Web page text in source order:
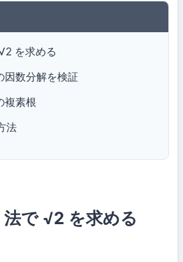
を求める
数分解を検証
複素根
法
で √2 を求める